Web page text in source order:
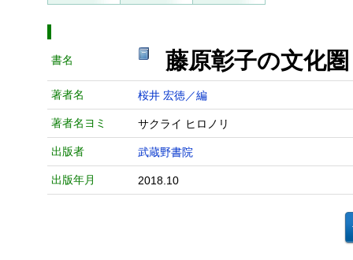
書名 藤原彰子の文化
著者名 桜井 宏徳／編
著者名ヨミ サクライ ヒロノリ
出版者 武蔵野書院
出版年月 2018.10